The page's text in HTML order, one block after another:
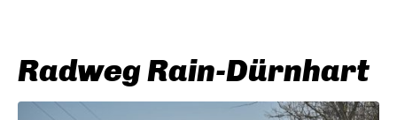
Radweg Rain-Dürnhart